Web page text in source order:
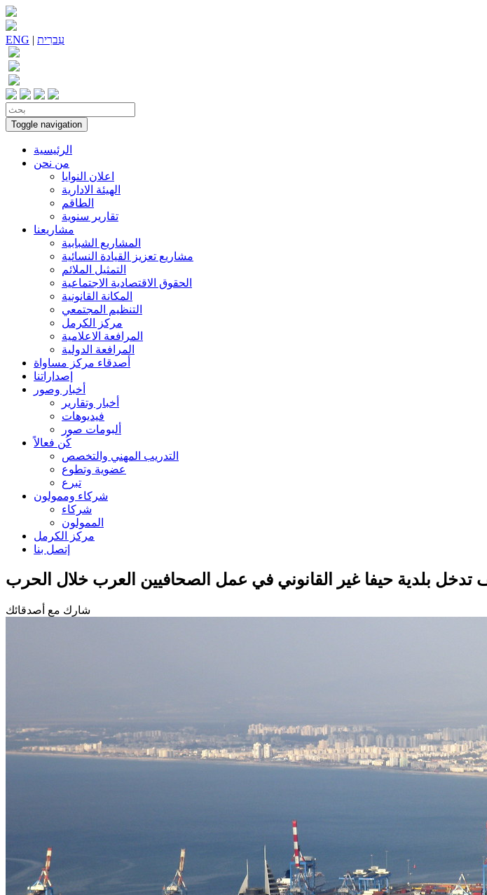
ENG | עִברִית
Toggle navigation
الرئيسية
من نحن
اعلان النوايا
الهيئة الادارية
الطاقم
تقارير سنوية
مشاريعنا
المشاريع الشبابية
مشاريع تعزيز القيادة النسائية
التمثيل الملائم
الحقوق الاقتصادية الاجتماعية
المكانة القانونية
التنظيم المجتمعي
مركز الكرمل
المرافعة الاعلامية
المرافعة الدولية
أصدقاء مركز مساواة
إصداراتنا
أخبار وصور
أخبار وتقارير
فيديوهات
ألبومات صور
كُن فعالاً
التدريب المهني والتخصص
عضوية وتطوع
تبرع
شركاء وممولون
شركاء
الممولون
مركز الكرمل
إتصل بنا
تدخل بلدية حيفا غير القانوني في عمل الصحافيين العرب خلال الحرب
شارك مع أصدقائك